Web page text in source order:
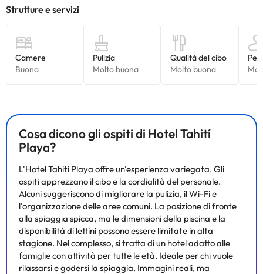
Cosa dicono gli ospiti di Hotel Tahití
Playa?
L'Hotel Tahiti Playa offre un'esperienza variegata. Gli
ospiti apprezzano il cibo e la cordialità del personale.
Alcuni suggeriscono di migliorare la pulizia, il Wi-Fi e
l'organizzazione delle aree comuni. La posizione di fronte
alla spiaggia spicca, ma le dimensioni della piscina e la
disponibilità di lettini possono essere limitate in alta
stagione. Nel complesso, si tratta di un hotel adatto alle
famiglie con attività per tutte le età. Ideale per chi vuole
rilassarsi e godersi la spiaggia. Immagini reali, ma